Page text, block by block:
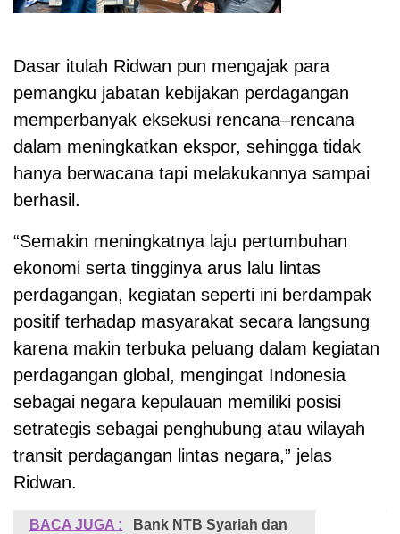
Dasar itulah Ridwan pun mengajak para
pemangku jabatan kebijakan perdagangan
memperbanyak eksekusi rencana–rencana
dalam meningkatkan ekspor, sehingga tidak
hanya berwacana tapi melakukannya sampai
berhasil.
“Semakin meningkatnya laju pertumbuhan
ekonomi serta tingginya arus lalu lintas
perdagangan, kegiatan seperti ini berdampak
positif terhadap masyarakat secara langsung
karena makin terbuka peluang dalam kegiatan
perdagangan global, mengingat Indonesia
sebagai negara kepulauan memiliki posisi
setrategis sebagai penghubung atau wilayah
transit perdagangan lintas negara,” jelas
Ridwan.
BACA JUGA :
Bank NTB Syariah dan